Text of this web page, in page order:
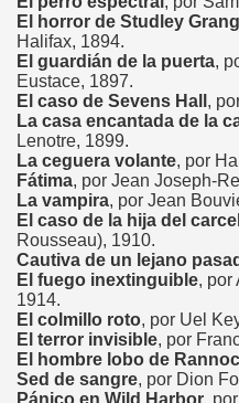
El horror de Studley
Halifax, 1894.
El guardián de la puerta,
Eustace, 1897.
El caso de Sevens Hall ,
La casa encantada de la
Lenotre, 1899.
La ceguera volante, por
Fátima, por Jean Joseph-
La vampira, por Jean
El caso de la hija del
Rousseau), 1910.
Cautiva de un lejano
El fuego inextinguible, por
1914.
El colmillo roto, por Uel
El terror invisible, por
El hombre lobo de
Sed de sangre, por Dion
Pánico en Wild Harbor ,